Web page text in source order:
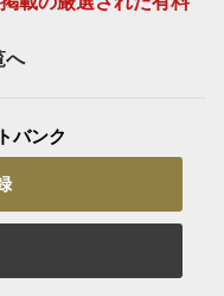
へ
バンク